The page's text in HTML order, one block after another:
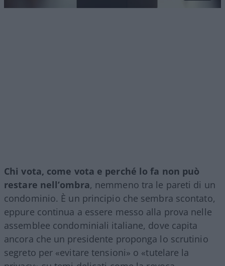
Chi vota, come vota e perché lo fa non può
restare nell’ombra, nemmeno tra le pareti di un
condominio. È un principio che sembra scontato,
eppure continua a essere messo alla prova nelle
assemblee condominiali italiane, dove capita
ancora che un presidente proponga lo scrutinio
segreto per «evitare tensioni» o «tutelare la